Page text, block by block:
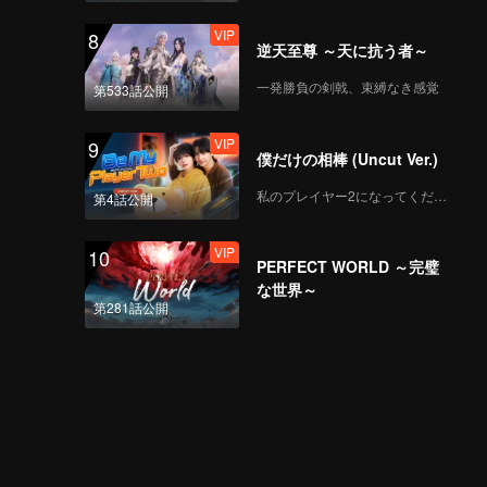
VIP
VIP
VIP
8
第533話公開
VIP
逆天至尊 ～天に抗う者～
一発勝負の剣戟、束縛なき感覚
9
第4話公開
VIP
僕だけの相棒 (Uncut Ver.)
私のプレイヤー2になってください
10
第281話公開
VIP
PERFECT WORLD ～完璧
な世界～